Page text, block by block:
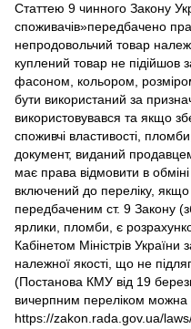
Статтею 9 чинного Закону
споживачів»передбачено
непродовольчий товар
куплений товар не
фасоном, кольором,
бути використаний за
використовувався та якщо
споживчі властивості,
документ, виданий
має права відмовити в
включений до переліку, якщо
передбаченим ст. 9 Закону
ярлики, пломби, є
Кабінетом Міністрів України
належної якості, що не
(Постанова КМУ від 19
вичерпним переліком
https://zakon.rada.gov.ua/